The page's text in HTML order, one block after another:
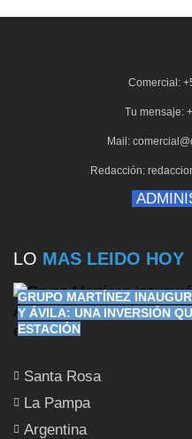
Comercial:
Tu mensaje:
Mail:
Redacción:
LO MAS LEIDO HOY
GRUPO MARTÍNEZ
Y ÁVILA: UNA INVERSIÓN
ESTACIÓN
Santa Rosa
La Pampa
Argentina